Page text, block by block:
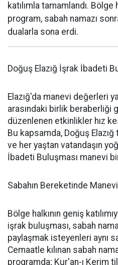
katılımla tamamlandı. Bölge
program, sabah namazı
dualarla sona erdi.
Doğuş Elazığ İşrak İbadeti
Elazığ'da manevi değerleri
arasındaki birlik beraberliği
düzenlenen etkinlikler hız
Bu kapsamda, Doğuş
ve her yaştan vatandaşın
İbadeti Buluşması manevi
Sabahın Bereketinde
Bölge halkının geniş
işrak buluşması, sabah
paylaşmak isteyenleri aynı
Cemaatle kılınan sabah
programda; Kur'an-ı Kerim